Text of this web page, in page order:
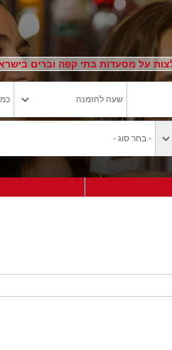
על מסעדות בתי קפה וברים